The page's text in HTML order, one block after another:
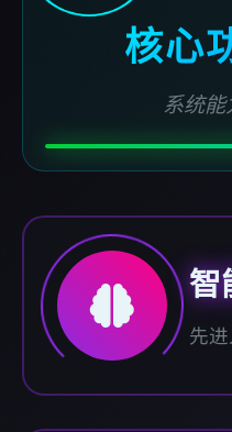
核心
系统
智
先